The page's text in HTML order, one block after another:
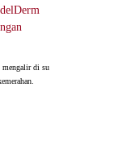
mengalir di su